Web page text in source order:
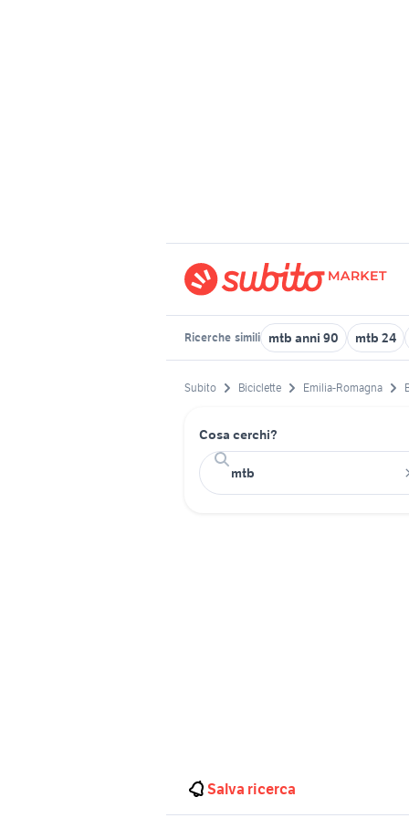
Ricerche simili mtb anni 90 mtb 24
Subito Biciclette Emilia-Romagna
Cosa cerchi?
Salva ricerca